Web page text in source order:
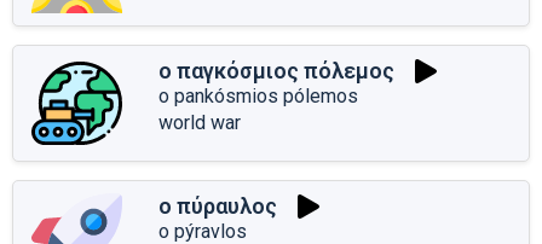
ο παγκόσμιος πόλεμος
o pankósmios pólemos
world war
ο πύραυλος
o pýravlos